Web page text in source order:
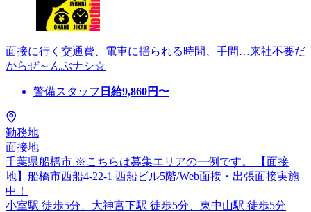
面接に行く交通費、電車に揺られる時間、手間…来社不要だ
からぜ～んぶナシ☆
警備スタッフ 日給9,860円〜
勤務地
面接地
千葉県船橋市 ※こちらは募集エリアの一例です。 【面接
地】船橋市西船4-22-1 西船ビル5階/Web面接・出張面接実施
中！
小室駅 徒歩5分、大神宮下駅 徒歩5分、東中山駅 徒歩5分